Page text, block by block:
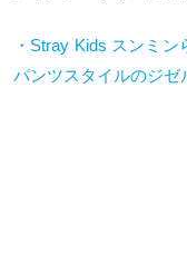
・Stray Kids スンミ
パンツスタイルのジゼ